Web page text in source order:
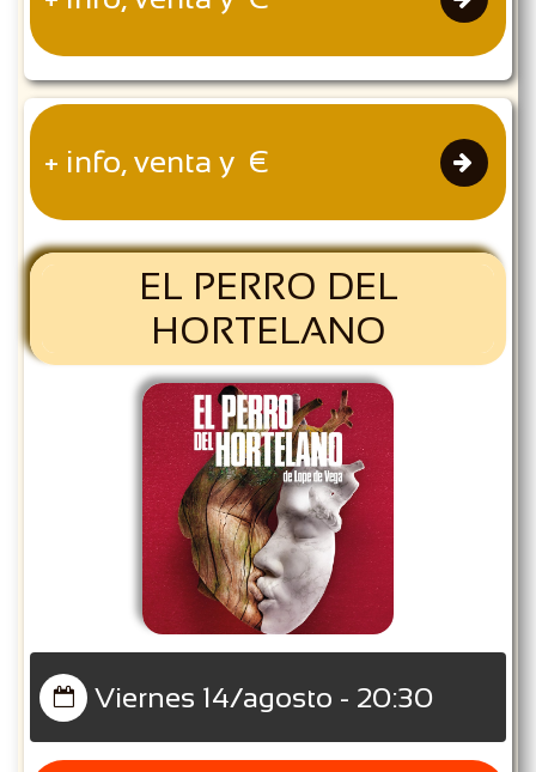
+ info, venta y € 
EL PERRO DEL
HORTELANO
Viernes 14/agosto - 20:30
